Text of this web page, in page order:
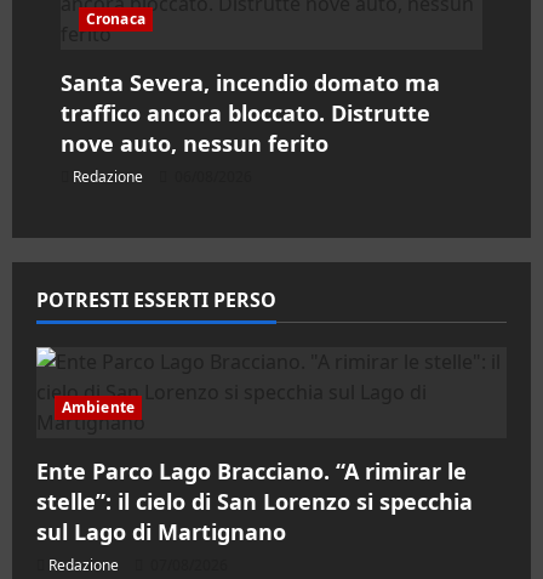
Cronaca
Santa Severa, incendio domato ma
traffico ancora bloccato. Distrutte
nove auto, nessun ferito
Redazione
POTRESTI ESSERTI PERSO
Ambiente
Ente Parco Lago Bracciano. “A rimirar le
stelle”: il cielo di San Lorenzo si specchia
sul Lago di Martignano
Redazione